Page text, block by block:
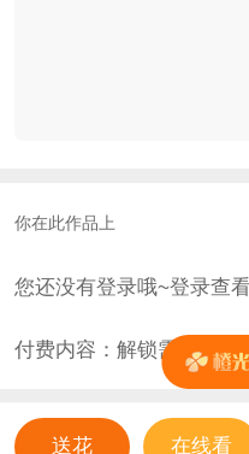
你在此作品上
您还没有登录哦~登录查
付费内容：解锁需 0花
送花 在线看